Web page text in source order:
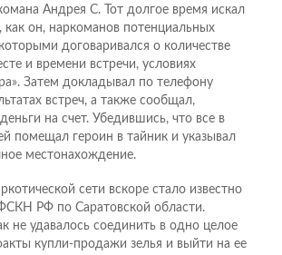
Андрея С. Тот долгое время искал
как он, наркоманов потенциальных
договаривался о количестве
и времени встречи, условиях
Затем докладывал по телефону
встреч, а также сообщал,
на счет. Убедившись, что все в
помещал героин в тайник и указывал
местонахождение.
сети вскоре стало известно
РФ по Саратовской области.
не удавалось соединить в одно целое
купли-продажи зелья и выйти на ее